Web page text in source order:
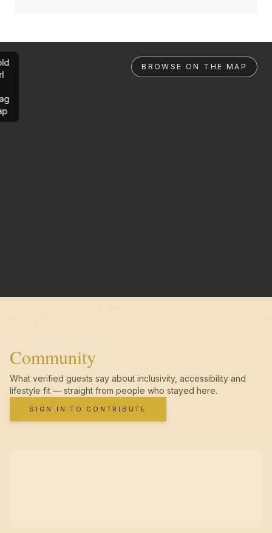
BROWSE ON THE MAP
Community
What verified guests say about inclusivity, accessibility and
lifestyle fit — straight from people who stayed here.
SIGN IN TO CONTRIBUTE